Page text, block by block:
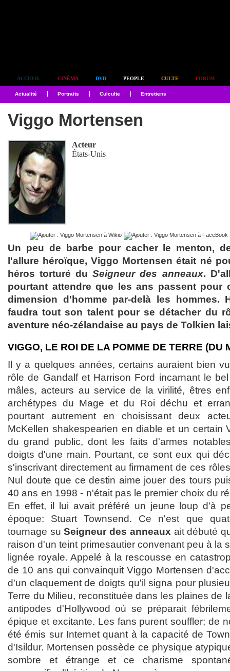
ACCUEIL CINÉMA DVD PEOPLE CULTE FORUM
Actualité Portraits Culculte Entretiens
Viggo Mortensen
Acteur
États-Unis
Un peu de barbe pour cacher le menton,
l'allure héroïque, Viggo Mortensen était né
héros torturé duSeigneur des anneaux.
pourtant attendre que les ans passent pour
dimension d'homme par-delà les hommes.
faudra tout son talent pour se détacher du
aventure néo-zélandaise au pays de Tolkien
VIGGO, LE ROI DE LA POMME DE TERRE (DU
Il y a quelques années, certains auraient bien
rôle de Gandalf et Harrison Ford incarnant le
mâles, acteurs au service de la virilité, êtres
archétypes du Mage et du Roi déchu et
pourtant autrement en choisissant deux
McKellen shakespearien en diable et un certain
du grand public, dont les faits d'armes
doigts d'une main. Pourtant, ce sont eux qui
s'inscrivant directement au firmament de ces
Nul doute que ce destin aime jouer des tours
40 ans en 1998 - n'était pas le premier choix du
En effet, il lui avait préféré un jeune loup d'à
époque: Stuart Townsend. Ce n'est que
tournage suSeigneur des anneaux ait débuté
raison d'un teint primesautier convenant peu à la
lignée royale. Appelé à la rescousse en
de 10 ans qui convainquit Viggo Mortensen
d'un claquement de doigts qu'il signa pour
Terre du Milieu, reconstituée dans les plaines de
antipodes d'Hollywood où se préparait
épique et excitante. Les fans purent souffler; de
été émis sur Internet quant à la capacité de
d'Isildur. Mortensen possède ce physique
sombre et étrange et ce charisme